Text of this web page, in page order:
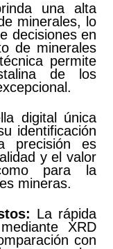
una alta
minerales, lo
decisiones en
de minerales
permite
de los
digital única
identificación
precisión es
y el valor
para la
mineras.
La rápida
XRD
con